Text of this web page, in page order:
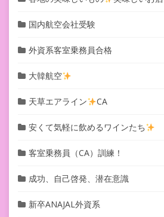
国内航空会社受験
外資系客室乗務員合格
大韓航空
天草エアライン CA
安くて気軽に飲めるワインたち
客室乗務員（CA）訓練！
成功、自己啓発、潜在意識
新卒ANAJAL外資系